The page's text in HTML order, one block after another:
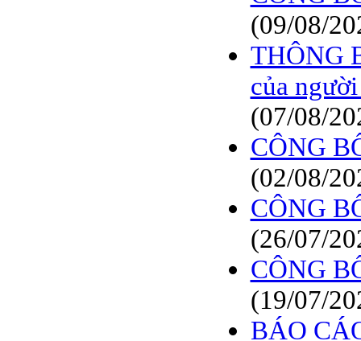
(09/08/
THÔNG
của
(07/08/
CÔNG
(02/08/
CÔNG
(26/07/
CÔNG
(19/07/
BÁO